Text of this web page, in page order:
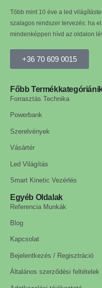
Több mint 10 éve a led
szalagos rendszer tervezés: ha
mindenképpen hívd az oldalon
+36 70 609 0015
Főbb
Forrasztás Technika
Powerbank
Szerelvények
Vásártér
Led Világítás
Smart Kinetic Vezérlés
Egyéb Oldalak
Referencia Munkák
Blog
Kapcsolat
Bejelentkezés / Regisztráció
Általános szerződési feltételek